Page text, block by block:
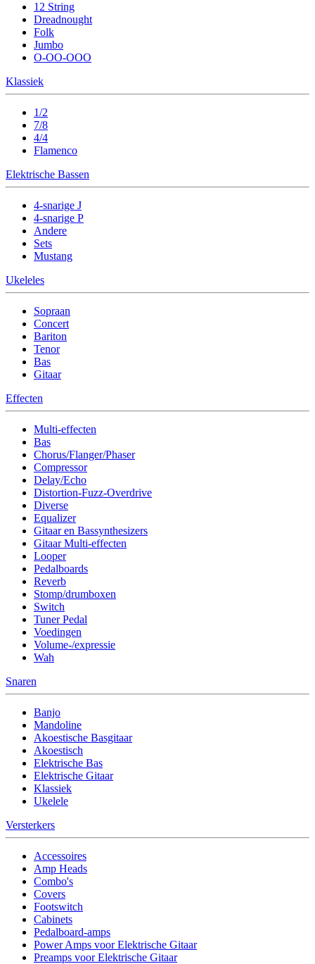
12 String
Dreadnought
Folk
Jumbo
O-OO-OOO
Klassiek
1/2
7/8
4/4
Flamenco
Elektrische Bassen
4-snarige J
4-snarige P
Andere
Sets
Mustang
Ukeleles
Sopraan
Concert
Bariton
Tenor
Bas
Gitaar
Effecten
Multi-effecten
Bas
Chorus/Flanger/Phaser
Compressor
Delay/Echo
Distortion-Fuzz-Overdrive
Diverse
Equalizer
Gitaar en Bassynthesizers
Gitaar Multi-effecten
Looper
Pedalboards
Reverb
Stomp/drumboxen
Switch
Tuner Pedal
Voedingen
Volume-/expressie
Wah
Snaren
Banjo
Mandoline
Akoestische Basgitaar
Akoestisch
Elektrische Bas
Elektrische Gitaar
Klassiek
Ukelele
Versterkers
Accessoires
Amp Heads
Combo's
Covers
Footswitch
Cabinets
Pedalboard-amps
Power Amps voor Elektrische Gitaar
Preamps voor Elektrische Gitaar